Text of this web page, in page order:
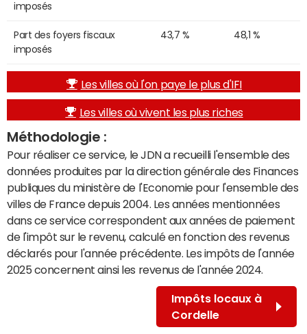
imposés
Part des foyers fiscaux
imposés
43,7 % 48,1 %
Les villes où l'on paye le plus d'IFI
Les villes où vivent les plus riches
Méthodologie :
Pour réaliser ce service, le JDN a recueilli l'ensemble des
données produites par la direction générale des Finances
publiques du ministère de l'Economie pour l'ensemble des
villes de France depuis 2004. Les années mentionnées
dans ce service correspondent aux années de paiement
de l'impôt sur le revenu, calculé en fonction des revenus
déclarés pour l'année précédente. Les impôts de l'année
2025 concernent ainsi les revenus de l'année 2024.
Impôts locaux à
Cordelle